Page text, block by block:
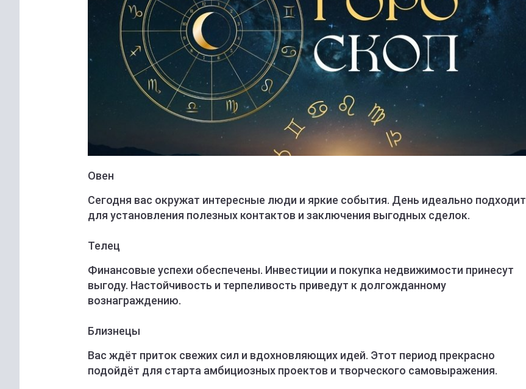
Овен
Сегодня вас окружат интересные люди и яркие события. День идеально подходит
для установления полезных контактов и заключения выгодных сделок.
Телец
Финансовые успехи обеспечены. Инвестиции и покупка недвижимости принесут
выгоду. Настойчивость и терпеливость приведут к долгожданному
вознаграждению.
Близнецы
Вас ждёт приток свежих сил и вдохновляющих идей. Этот период прекрасно
подойдёт для старта амбициозных проектов и творческого самовыражения.